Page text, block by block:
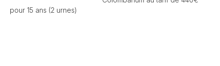
pour 15 ans (2 urnes)